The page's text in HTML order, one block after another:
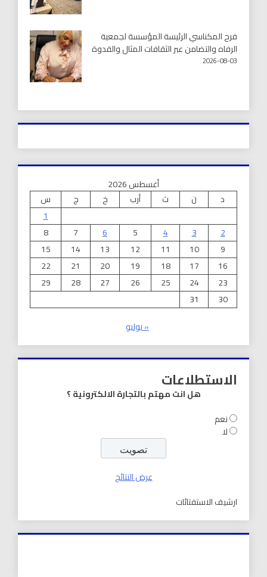
فرح المكناسي الرئيسة المؤسسة لجمعية
الرفاه والتضامن عبر الثقافات المثال والقدوة
2026-08-03
أغسطس 2026
د
ن ث أرب خ ج
س
1
2
3
4
5
6
7
8
9
10
11
12
13
14
15
16
17
18
19
20
21
22
23
24
25
26
27
28
29
30
31
« يوليو
الاستطلاعات
هل انت مهتم بالتجارة الالكترونية ؟
نعم
لا
عرض النتائج
ارشيف الاستفتائات